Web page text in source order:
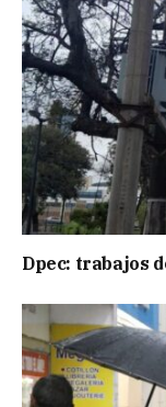
Dpec: trabajos